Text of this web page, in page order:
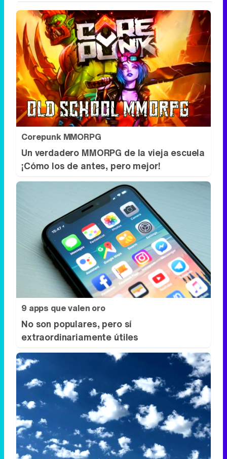
Corepunk MMORPG
Un verdadero MMORPG de la vieja escuela
¡Cómo los de antes, pero mejor!
9 apps que valen oro
No son populares, pero sí
extraordinariamente útiles